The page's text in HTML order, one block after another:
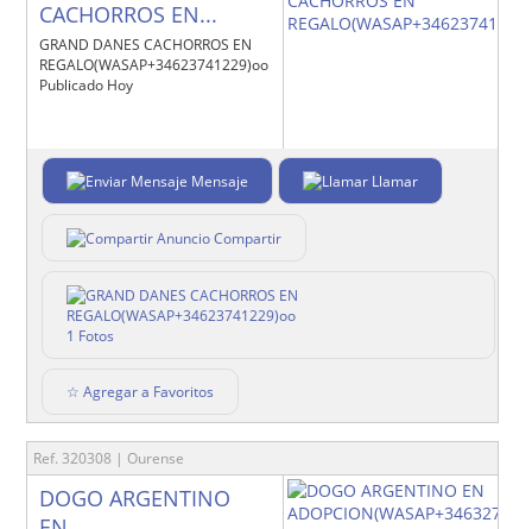
CACHORROS EN...
GRAND DANES CACHORROS EN
REGALO(WASAP+34623741229)oo
Publicado Hoy
Mensaje Llamar
Compartir
1 Fotos
☆ Agregar a Favoritos
Ref. 320308 | Ourense
DOGO ARGENTINO